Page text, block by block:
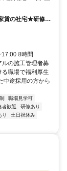
賃の社宅★研修あ
8時間
の施工管理者募
職場で福利厚生
中途採用の方から
職場見学可
者歓迎
研修あり
り
土日祝休み